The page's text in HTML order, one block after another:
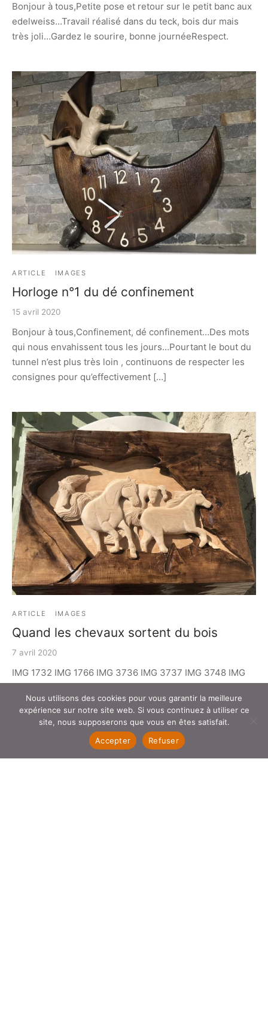
Bonjour à tous,Petite pose et retour sur le petit banc aux
edelweiss…Travail réalisé dans du teck, bois dur mais
très joli…Gardez le sourire, bonne journéeRespect.
ARTICLE IMAGES
Horloge n°1 du dé confinement
15 avril 2020
Bonjour à tous,Confinement, dé confinement…Des mots
qui nous envahissent tous les jours…Pourtant le bout du
tunnel n’est plus très loin , continuons de respecter les
consignes pour qu’effectivement […]
ARTICLE IMAGES
Quand les chevaux sortent du bois
7 avril 2020
IMG 1732 IMG 1766 IMG 3736 IMG 3737 IMG 3748 IMG
IMG 3791 IMG 3792 IMG 3809 [...]
Nous utilisons des cookies pour vous garantir la meilleure
expérience sur notre site web. Si vous continuez à utiliser ce
site, nous supposerons que vous en êtes satisfait.
Accepter
Refuser